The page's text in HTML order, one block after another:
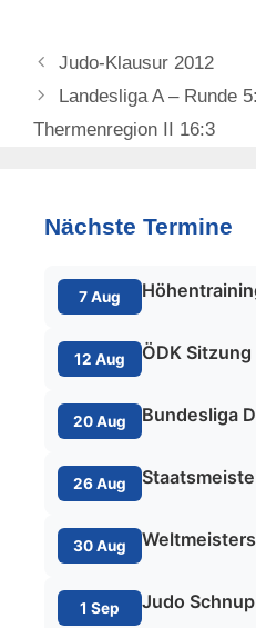
Judo-Klausur 2012
Landesliga A – Runde
Thermenregion II 16:3
Nächste Termine
7 Aug
12 Aug ÖDK Sitzung
20 Aug Bundesliga
26 Aug
30 Aug
1 Sep Judo